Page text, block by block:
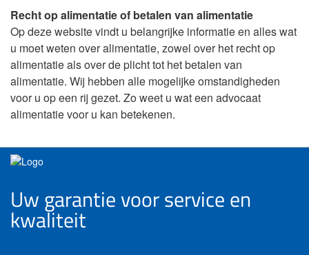
Recht op alimentatie of betalen van alimentatie
Op deze website vindt u belangrijke informatie en alles wat
u moet weten over alimentatie, zowel over het recht op
alimentatie als over de plicht tot het betalen van
alimentatie. Wij hebben alle mogelijke omstandigheden
voor u op een rij gezet. Zo weet u wat een advocaat
alimentatie voor u kan betekenen.
Uw garantie voor service en
kwaliteit